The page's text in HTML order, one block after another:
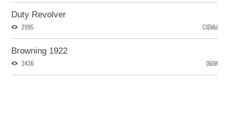
Duty Revolver
2995 СХЕМЫ
Browning 1922
3436 ОБОИ